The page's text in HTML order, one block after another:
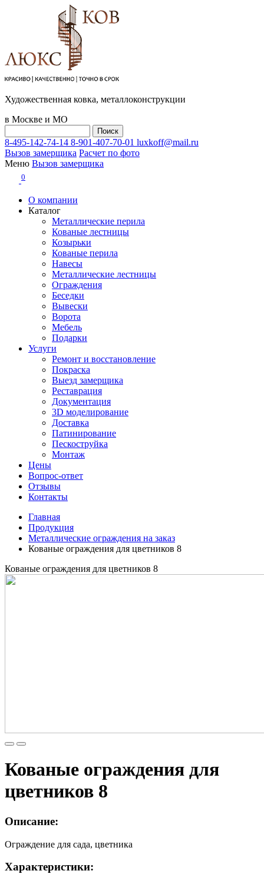
Художественная ковка, металлоконструкции
в Москве и МО
8-495-142-74-14 8-901-407-70-01 luxkoff@mail.ru
Вызов замерщика Расчет по фото
Меню Вызов замерщика
0
О компании
Каталог
Металлические перила
Кованые лестницы
Козырьки
Кованые перила
Навесы
Металлические лестницы
Ограждения
Беседки
Вывески
Ворота
Мебель
Подарки
Услуги
Ремонт и восстановление
Покраска
Выезд замерщика
Реставрация
Документация
3D моделирование
Доставка
Патинирование
Пескоструйка
Монтаж
Цены
Вопрос-ответ
Отзывы
Контакты
Главная
Продукция
Металлические ограждения на заказ
Кованые ограждения для цветников 8
Кованые ограждения для цветников 8
Кованые ограждения для
цветников 8
Описание:
Ограждение для сада, цветника
Характеристики: